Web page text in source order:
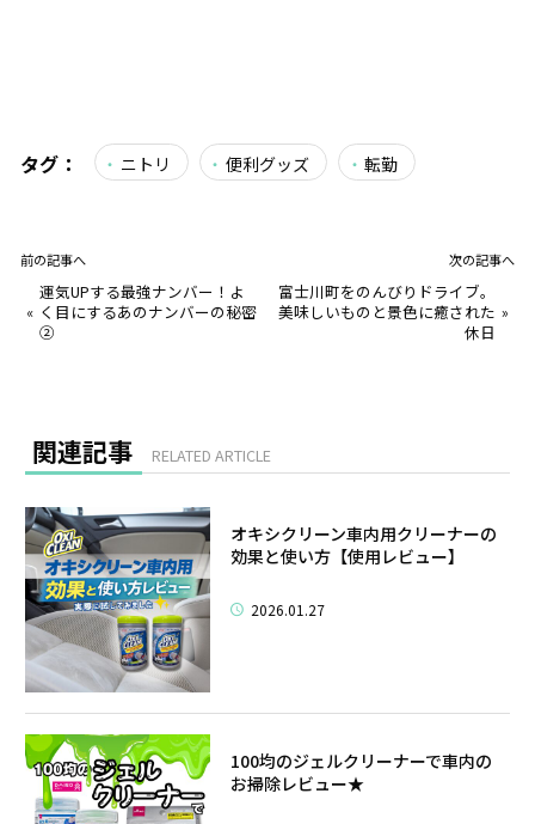
タグ： ニトリ 便利グッズ 転勤
前の記事へ
«
運気UPする最強ナンバー！よ
く目にするあのナンバーの秘密
②
次の記事へ
富士川町をのんびりドライブ。
美味しいものと景色に癒された
休日
»
関連記事 RELATED ARTICLE
オキシクリーン車内用クリーナーの
効果と使い方【使用レビュー】
2026.01.27
100均のジェルクリーナーで車内の
お掃除レビュー★